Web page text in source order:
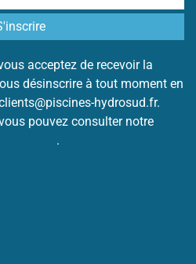
acceptez de recevoir la
désinscrire à tout moment en
hydrosud.fr.
pouvez consulter notre
.